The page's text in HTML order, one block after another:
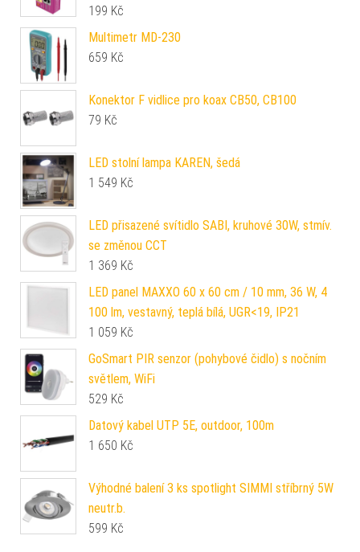
199 Kč
Multimetr MD-230
659 Kč
Konektor F vidlice pro koax CB50, CB100
79 Kč
LED stolní lampa KAREN, šedá
1 549 Kč
LED přisazené svítidlo SABI, kruhové 30W, stmív.
se změnou CCT
1 369 Kč
LED panel MAXXO 60 x 60 cm / 10 mm, 36 W, 4
100 lm, vestavný, teplá bílá, UGR<19, IP21
1 059 Kč
GoSmart PIR senzor (pohybové čidlo) s nočním
světlem, WiFi
529 Kč
Datový kabel UTP 5E, outdoor, 100m
1 650 Kč
Výhodné balení 3 ks spotlight SIMMI stříbrný 5W
neutr.b.
599 Kč